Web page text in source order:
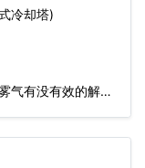
冷却塔)
气有没有效的解决